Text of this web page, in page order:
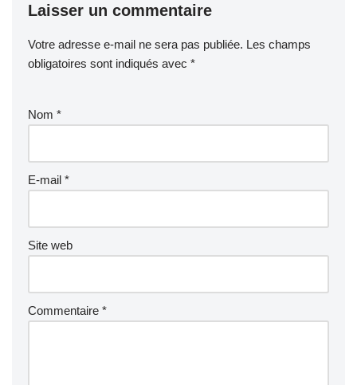
Laisser un commentaire
Votre adresse e-mail ne sera pas publiée. Les champs
obligatoires sont indiqués avec *
Nom *
E-mail *
Site web
Commentaire *